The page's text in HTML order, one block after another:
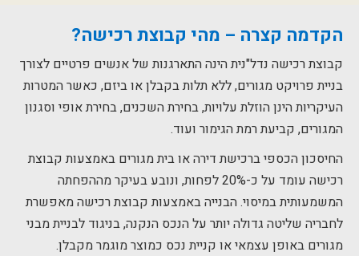
הקדמה קצרה – מהי קבוצת רכישה?
קבוצת רכישה נדל"נית הינה התארגנות של אנשים פרטיים לצורך
בניית פרויקט מגורים, ללא תלות בקבלן או ביזם, כאשר המטרות
העיקריות הינן הוזלת עלויות, בחירת השכנים, בחירת אופי וסגנון
המגורים, קביעת רמת הגימור ועוד.
החיסכון הכספי ברכישת דירה או בית מגורים באמצעות קבוצת
רכישה עומד על כ-20% לפחות, ונובע בעיקר מההפחתה
המשמעותית במיסוי. הבנייה באמצעות קבוצת רכישה מאפשרת
לחבריה שליטה גדולה יותר על הנכס הנקנה, בניגוד לבניית מבני
מגורים באופן עצמאי או קניית נכס כמוצר מוגמר מקבלן.